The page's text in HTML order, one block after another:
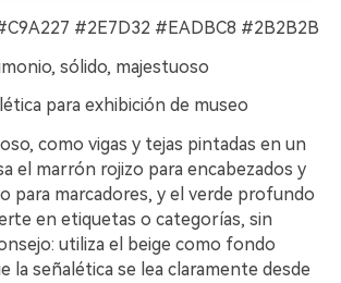
#2E7D32 #EADBC8 #2B2B2B
sólido, majestuoso
para exhibición de museo
como vigas y tejas pintadas en un
el marrón rojizo para encabezados y
para marcadores, y el verde profundo
en etiquetas o categorías, sin
utiliza el beige como fondo
la señalética se lea claramente desde